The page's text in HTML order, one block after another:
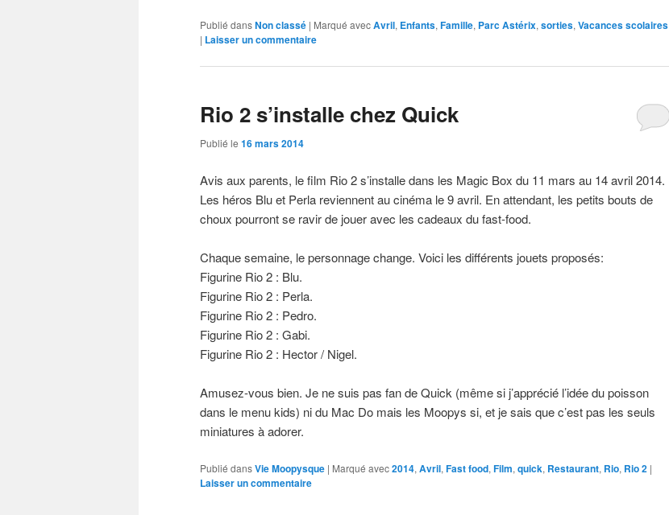
Publié dansNon classé | Marqué avecAvril, Enfants, Famille, Parc Astérix, sorties, Vacances scolaires
| Laisser un commentaire
Rio 2 s’installe chez Quick
Publié le 16 mars 2014
Avis aux parents, le film Rio 2 s’installe dans les Magic Box du 11 mars au 14 avril 2014.
Les héros Blu et Perla reviennent au cinéma le 9 avril. En attendant, les petits bouts de
choux pourront se ravir de jouer avec les cadeaux du fast-food.
Chaque semaine, le personnage change. Voici les différents jouets proposés:
Figurine Rio 2 : Blu.
Figurine Rio 2 : Perla.
Figurine Rio 2 : Pedro.
Figurine Rio 2 : Gabi.
Figurine Rio 2 : Hector / Nigel.
Amusez-vous bien. Je ne suis pas fan de Quick (même si j’apprécié l’idée du poisson
dans le menu kids) ni du Mac Do mais les Moopys si, et je sais que c’est pas les seuls
miniatures à adorer.
Publié dansVie Moopysque | Marqué avec2014, Avril, Fast food, Film, quick, Restaurant, Rio, Rio 2 |
Laisser un commentaire